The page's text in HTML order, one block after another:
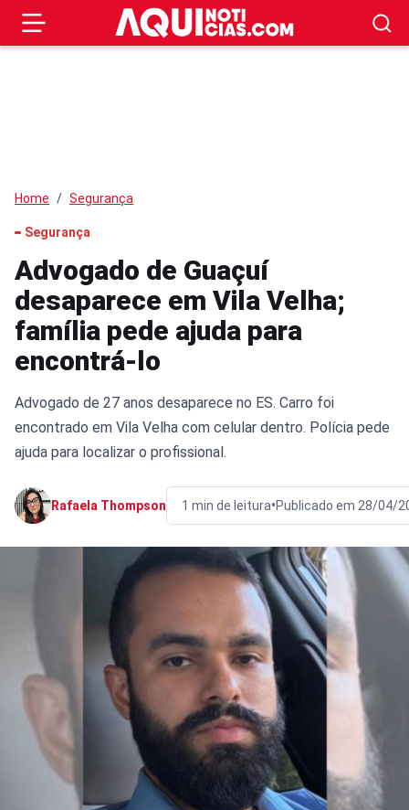
Home Segurança
Segurança
Advogado de Guaçuí
desaparece em Vila Velha;
família pede ajuda para
encontrá-lo
Advogado de 27 anos desaparece no ES. Carro foi
encontrado em Vila Velha com celular dentro. Polícia pede
ajuda para localizar o profissional.
Rafaela Thompson 1 min de leitura•Publicado em 28/04/